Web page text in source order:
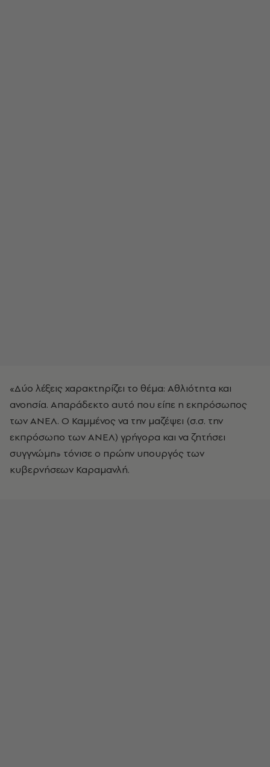
«Δύο λέξεις χαρακτηρίζει το θέμα: Αθλιότητα και
ανοησία. Απαράδεκτο αυτό που είπε η εκπρόσωπος
των ΑΝΕΛ. Ο Καμμένος να την μαζέψει (σ.σ. την
εκπρόσωπο των ΑΝΕΛ) γρήγορα και να ζητήσει
συγγνώμη» τόνισε ο πρώην υπουργός των
κυβερνήσεων Καραμανλή.